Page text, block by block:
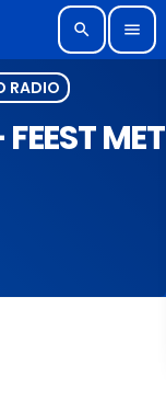
search menu
RADIO
MET